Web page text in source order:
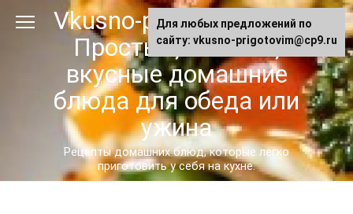
Vkusno-prigotovim.ru -
Простые, сытные,
вкусные домашние
блюда для обеда или
ужина
Рецепты домашних блюд, которые легко
приготовить у себя на кухне.
Для любых предложений по
сайту: vkusno-prigotovim@cp9.ru